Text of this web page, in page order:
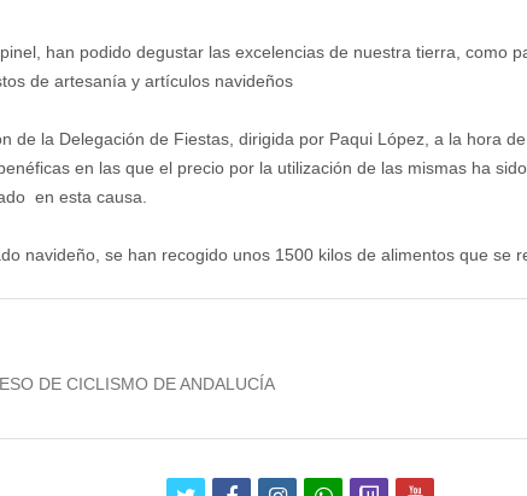
han podido degustar las excelencias de nuestra tierra, como
de artesanía y artículos navideños
de la Delegación de Fiestas, dirigida por Paqui López, a la hora
en las que el precio por la utilización de las mismas ha
en esta causa.
navideño, se han recogido unos 1500 kilos de alimentos que se
DE CICLISMO DE ANDALUCÍA